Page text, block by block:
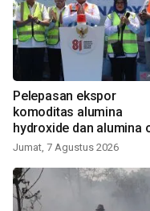
Pelepasan ekspor
komoditas alumina
hydroxide dan alumina
Jumat, 7 Agustus 2026